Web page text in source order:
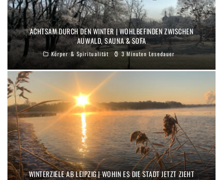
ACHTSAM DURCH DEN WINTER | WOHLBEFINDEN ZWISCHEN
AUWALD, SAUNA & SOFA
Körper & Spiritualität 3 Minuten Lesedauer
WINTERZIELE AB LEIPZIG | WOHIN ES DIE STADT JETZT ZIEHT